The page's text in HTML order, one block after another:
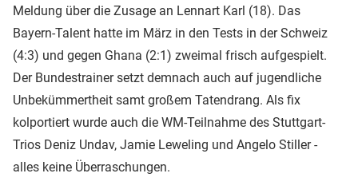
Meldung über die Zusage an Lennart Karl (18). Das
Bayern-Talent hatte im März in den Tests in der Schweiz
(4:3) und gegen Ghana (2:1) zweimal frisch aufgespielt.
Der Bundestrainer setzt demnach auch auf jugendliche
Unbekümmertheit samt großem Tatendrang. Als fix
kolportiert wurde auch die WM-Teilnahme des Stuttgart-
Trios Deniz Undav, Jamie Leweling und Angelo Stiller -
alles keine Überraschungen.